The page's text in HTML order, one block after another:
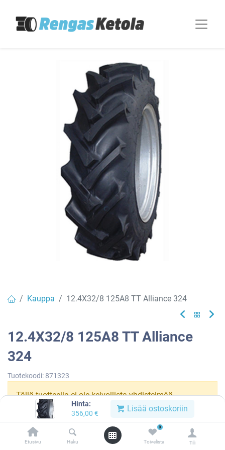
Hinta:
356,00 € Lisää ostoskoriin
Etusivu Haku
0
Toivelista Tili
Kauppa 12.4X32/8 125A8 TT Alliance 324
12.4X32/8 125A8 TT Alliance
324
Tuotekoodi: 871323
Tällä tuotteella ei ole kelvollista yhdistelmää.
Alliance